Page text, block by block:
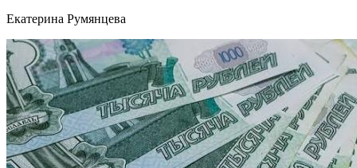
Екатерина Румянцева